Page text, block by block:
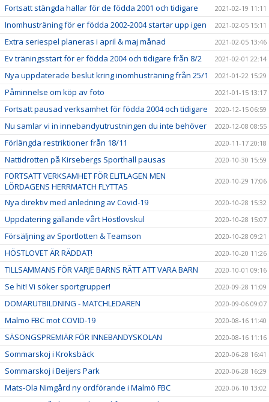
Fortsatt stängda hallar för de födda 2001 och tidigare 2021-02-19 11:11
Inomhusträning för er födda 2002-2004 startar upp igen 2021-02-05 15:11
Extra seriespel planeras i april & maj månad 2021-02-05 13:46
Ev träningsstart för er födda 2004 och tidigare från 8/2 2021-02-01 22:14
Nya uppdaterade beslut kring inomhusträning från 25/1 2021-01-22 15:29
Påminnelse om köp av foto 2021-01-15 13:17
Fortsatt pausad verksamhet för födda 2004 och tidigare 2020-12-15 06:59
Nu samlar vi in innebandyutrustningen du inte behöver 2020-12-08 08:55
Förlängda restriktioner från 18/11 2020-11-17 20:18
Nattidrotten på Kirsebergs Sporthall pausas 2020-10-30 15:59
FORTSATT VERKSAMHET FÖR ELITLAGEN MEN
LÖRDAGENS HERRMATCH FLYTTAS
2020-10-29 17:06
Nya direktiv med anledning av Covid-19 2020-10-28 15:32
Uppdatering gällande vårt Höstlovskul 2020-10-28 15:07
Försäljning av Sportlotten & Teamson 2020-10-28 09:21
HÖSTLOVET ÄR RÄDDAT! 2020-10-20 11:26
TILLSAMMANS FÖR VARJE BARNS RÄTT ATT VARA BARN 2020-10-01 09:16
Se hit! Vi söker sportgrupper! 2020-09-28 11:09
DOMARUTBILDNING - MATCHLEDAREN 2020-09-06 09:07
Malmö FBC mot COVID-19 2020-08-16 11:40
SÄSONGSPREMIÄR FÖR INNEBANDYSKOLAN 2020-08-16 11:16
Sommarskoj i Kroksbäck 2020-06-28 16:41
Sommarskoj i Beijers Park 2020-06-28 16:29
Mats-Ola Nimgård ny ordförande i Malmö FBC 2020-06-10 13:02